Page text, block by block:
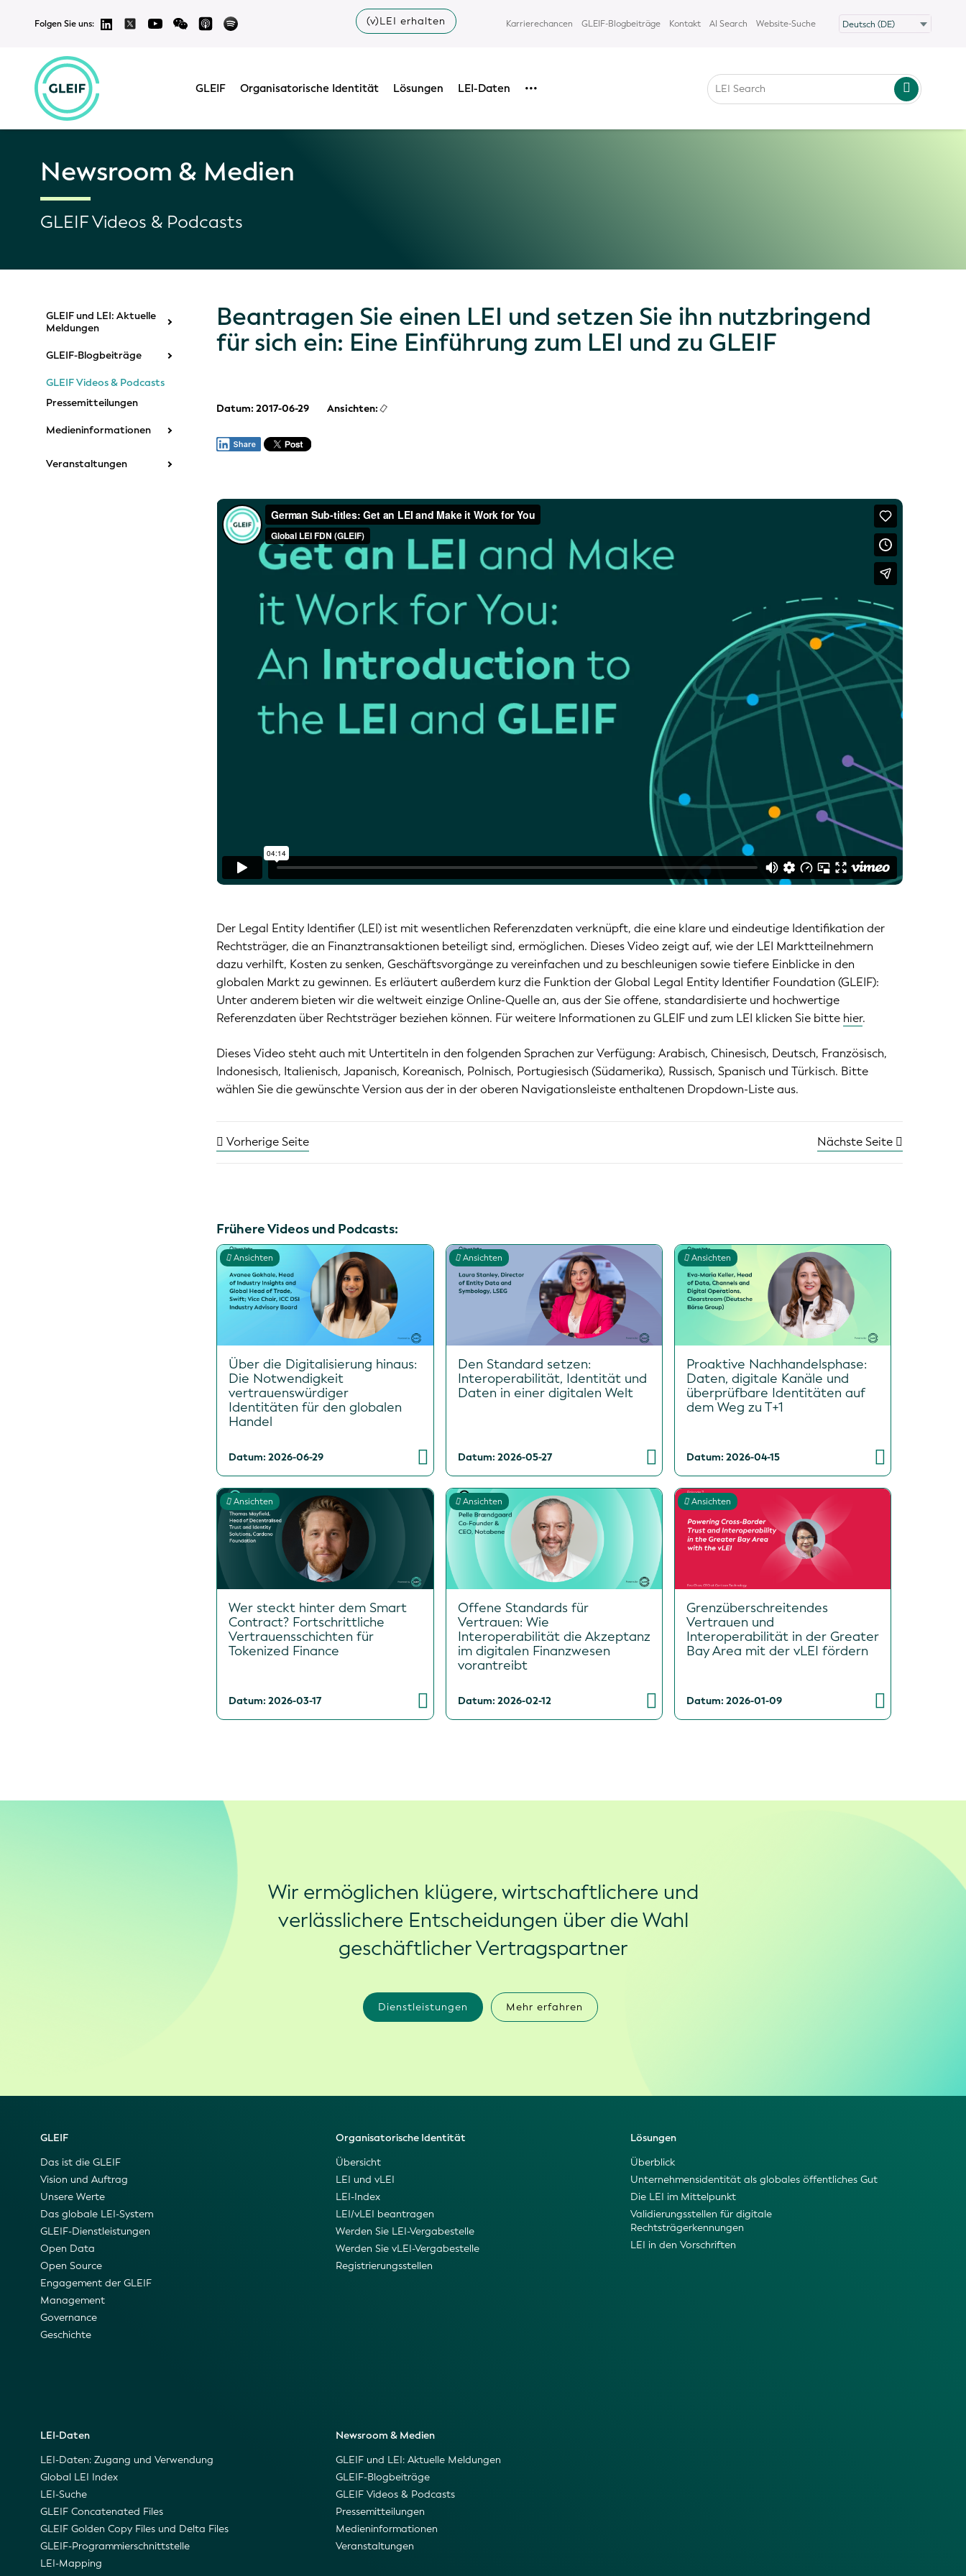
Folgen Sie uns: (v)LEI erhalten Karrierechancen GLEIF-Blogbeiträge Kontakt AI Search Website-Suche
GLEIF Organisatorische Identität Lösungen LEI-Daten •••
Newsroom & Medien
GLEIF Videos & Podcasts
GLEIF und LEI: Aktuelle
Meldungen
GLEIF-Blogbeiträge
GLEIF Videos & Podcasts
Pressemitteilungen
Medieninformationen
Veranstaltungen
Beantragen Sie einen LEI und setzen Sie ihn nutzbringend
für sich ein: Eine Einführung zum LEI und zu GLEIF
Datum: 2017-06-29 Ansichten:
Der Legal Entity Identifier (LEI) ist mit wesentlichen Referenzdaten verknüpft, die eine klare und eindeutige Identifikation der
Rechtsträger, die an Finanztransaktionen beteiligt sind, ermöglichen. Dieses Video zeigt auf, wie der LEI Marktteilnehmern
dazu verhilft, Kosten zu senken, Geschäftsvorgänge zu vereinfachen und zu beschleunigen sowie tiefere Einblicke in den
globalen Markt zu gewinnen. Es erläutert außerdem kurz die Funktion der Global Legal Entity Identifier Foundation (GLEIF):
Unter anderem bieten wir die weltweit einzige Online-Quelle an, aus der Sie offene, standardisierte und hochwertige
Referenzdaten über Rechtsträger beziehen können. Für weitere Informationen zu GLEIF und zum LEI klicken Sie bitte hier.
Dieses Video steht auch mit Untertiteln in den folgenden Sprachen zur Verfügung: Arabisch, Chinesisch, Deutsch, Französisch,
Indonesisch, Italienisch, Japanisch, Koreanisch, Polnisch, Portugiesisch (Südamerika), Russisch, Spanisch und Türkisch. Bitte
wählen Sie die gewünschte Version aus der in der oberen Navigationsleiste enthaltenen Dropdown-Liste aus.
Vorherige Seite Nächste Seite
Frühere Videos und Podcasts:
Ansichten
Über die Digitalisierung hinaus:
Die Notwendigkeit
vertrauenswürdiger
Identitäten für den globalen
Handel
Datum: 2026-06-29
Ansichten
Den Standard setzen:
Interoperabilität, Identität und
Daten in einer digitalen Welt
Datum: 2026-05-27
Ansichten
Proaktive Nachhandelsphase:
Daten, digitale Kanäle und
überprüfbare Identitäten auf
dem Weg zu T+1
Datum: 2026-04-15
Ansichten
Wer steckt hinter dem Smart
Contract? Fortschrittliche
Vertrauensschichten für
Tokenized Finance
Datum: 2026-03-17
Ansichten
Offene Standards für
Vertrauen: Wie
Interoperabilität die Akzeptanz
im digitalen Finanzwesen
vorantreibt
Datum: 2026-02-12
Ansichten
Grenzüberschreitendes
Vertrauen und
Interoperabilität in der Greater
Bay Area mit der vLEI fördern
Datum: 2026-01-09
Wir ermöglichen klügere, wirtschaftlichere und
verlässlichere Entscheidungen über die Wahl
geschäftlicher Vertragspartner
Dienstleistungen Mehr erfahren
GLEIF
Das ist die GLEIF
Vision und Auftrag
Unsere Werte
Das globale LEI-System
GLEIF-Dienstleistungen
Open Data
Open Source
Engagement der GLEIF
Management
Governance
Geschichte
Organisatorische Identität
Übersicht
LEI und vLEI
LEI-Index
LEI/vLEI beantragen
Werden Sie LEI-Vergabestelle
Werden Sie vLEI-Vergabestelle
Registrierungsstellen
Lösungen
Überblick
Unternehmensidentität als globales öffentliches Gut
Die LEI im Mittelpunkt
Validierungsstellen für digitale
Rechtsträgerkennungen
LEI in den Vorschriften
LEI-Daten
LEI-Daten: Zugang und Verwendung
Global LEI Index
LEI-Suche
GLEIF Concatenated Files
GLEIF Golden Copy Files und Delta Files
GLEIF-Programmierschnittstelle
LEI-Mapping
Newsroom & Medien
GLEIF und LEI: Aktuelle Meldungen
GLEIF-Blogbeiträge
GLEIF Videos & Podcasts
Pressemitteilungen
Medieninformationen
Veranstaltungen